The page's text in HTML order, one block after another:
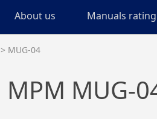
About us Manuals rating
> MUG-04
MPM MUG-